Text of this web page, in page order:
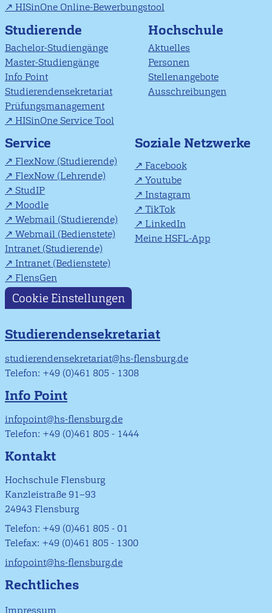
HISinOne Online-Bewerbungstool
Studierende
Bachelor-Studiengänge
Master-Studiengänge
Info Point
Studierendensekretariat
Prüfungsmanagement
HISinOne Service Tool
Hochschule
Aktuelles
Personen
Stellenangebote
Ausschreibungen
Service
FlexNow (Studierende)
FlexNow (Lehrende)
StudIP
Moodle
Webmail (Studierende)
Webmail (Bedienstete)
Intranet (Studierende)
Intranet (Bedienstete)
FlensGen
Soziale Netzwerke
Facebook
Youtube
Instagram
TikTok
LinkedIn
Meine HSFL-App
Cookie Einstellungen
Studierendensekretariat
studierendensekretariat@hs-flensburg.de
Telefon: +49 (0)461 805 - 1308
Info Point
infopoint@hs-flensburg.de
Telefon: +49 (0)461 805 - 1444
Kontakt
Hochschule Flensburg
Kanzleistraße 91–93
24943 Flensburg
Telefon: +49 (0)461 805 - 01
Telefax: +49 (0)461 805 - 1300
infopoint@hs-flensburg.de
Rechtliches
Impressum